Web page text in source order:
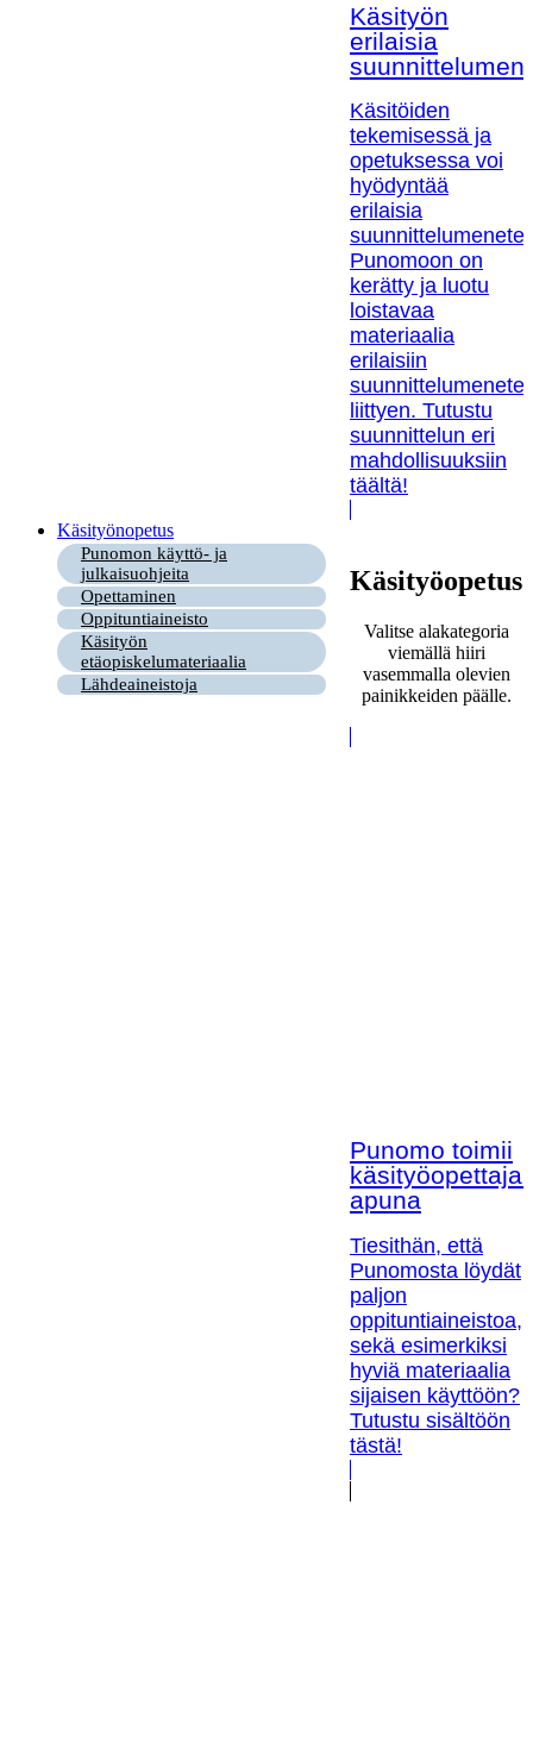
Käsityön
erilaisia
Käsitöiden
tekemisessä ja
opetuksessa voi
hyödyntää
erilaisia
Punomoon on
kerätty ja luotu
loistavaa
materiaalia
erilaisiin
liittyen. Tutustu
suunnittelun eri
mahdollisuuksiin
täältä!
Käsityönopetus
Punomon käyttö- ja
julkaisuohjeita
Opettaminen
Oppituntiaineisto
Käsityön
etäopiskelumateriaalia
Lähdeaineistoja
Käsityöopetus
Valitse alakategoria
viemällä hiiri
vasemmalla olevien
painikkeiden päälle.
Punomo toimii
apuna
Tiesithän, että
Punomosta löydät
paljon
oppituntiaineistoa,
sekä esimerkiksi
hyviä materiaalia
sijaisen käyttöön?
Tutustu sisältöön
tästä!